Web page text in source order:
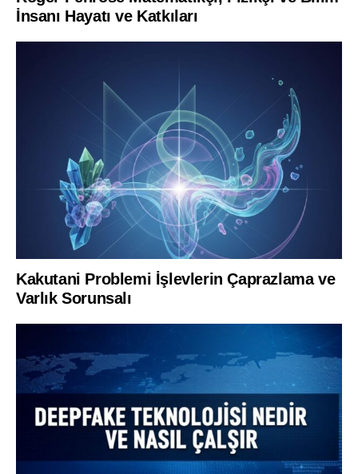
İnsanı Hayatı ve Katkıları
Kakutani Problemi İşlevlerin Çaprazlama ve
Varlık Sorunsalı